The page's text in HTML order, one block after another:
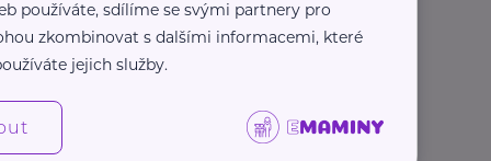
používáte, sdílíme se svými partnery pro
zkombinovat s dalšími informacemi, které
jejich služby.